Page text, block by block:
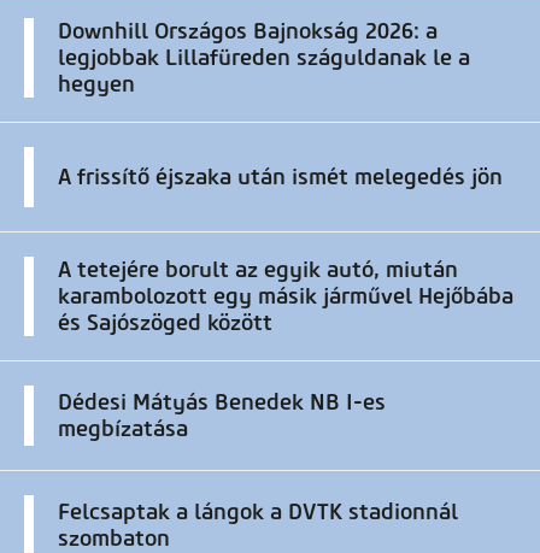
Downhill Országos Bajnokság 2026: a
legjobbak Lillafüreden száguldanak le a
hegyen
A frissítő éjszaka után ismét melegedés jön
A tetejére borult az egyik autó, miután
karambolozott egy másik járművel Hejőbába
és Sajószöged között
Dédesi Mátyás Benedek NB I-es
megbízatása
Felcsaptak a lángok a DVTK stadionnál
szombaton